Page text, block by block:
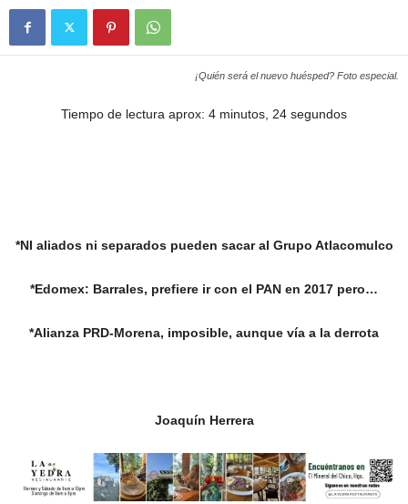
¡Quién será el nuevo huésped? Foto especial.
Tiempo de lectura aprox: 4 minutos, 24 segundos
*NI aliados ni separados pueden sacar al Grupo Atlacomulco
*Edomex: Barrales, prefiere ir con el PAN en 2017 pero…
*Alianza PRD-Morena, imposible, aunque vía a la derrota
Joaquín Herrera